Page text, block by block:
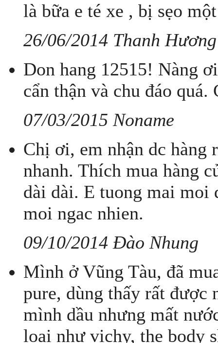
là bữa e té xe , bị sẹo
26/06/2014 Thanh Hương
Don hang 12515! Nàng
cẩn thận và chu đáo quá.
07/03/2015 Noname
Chị ơi, em nhận dc
nhanh. Thích mua hàng
dài dài. E tuong mai moi
moi ngac nhien.
09/10/2014 Đào Nhung
Mình ở Vũng Tàu, đã
pure, dùng thấy rất được
mình dầu nhưng mất
loại như vichy, the body